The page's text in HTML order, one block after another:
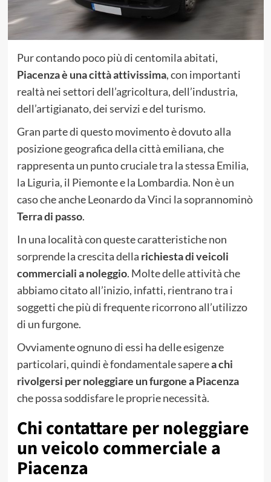
Pur contando poco più di centomila abitati,
Piacenza è una città attivissima, con importanti
realtà nei settori dell’agricoltura, dell’industria,
dell’artigianato, dei servizi e del turismo.
Gran parte di questo movimento è dovuto alla
posizione geografica della città emiliana, che
rappresenta un punto cruciale tra la stessa Emilia,
la Liguria, il Piemonte e la Lombardia. Non è un
caso che anche Leonardo da Vinci la soprannominò
Terra di passo.
In una località con queste caratteristiche non
sorprende la crescita della richiesta di veicoli
commerciali a noleggio. Molte delle attività che
abbiamo citato all’inizio, infatti, rientrano tra i
soggetti che più di frequente ricorrono all’utilizzo
di un furgone.
Ovviamente ognuno di essi ha delle esigenze
particolari, quindi è fondamentale saperea chi
rivolgersi per noleggiare un furgone a Piacenza
che possa soddisfare le proprie necessità.
Chi contattare per noleggiare
un veicolo commerciale a
Piacenza